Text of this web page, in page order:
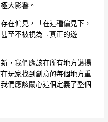
大影響。
在偏見，「在這種偏見下，
至不被視為『真正的遊
，我們應該在所有地方讚揚
玩家找到創意的每個地方重
們應該關心這個定義了整個